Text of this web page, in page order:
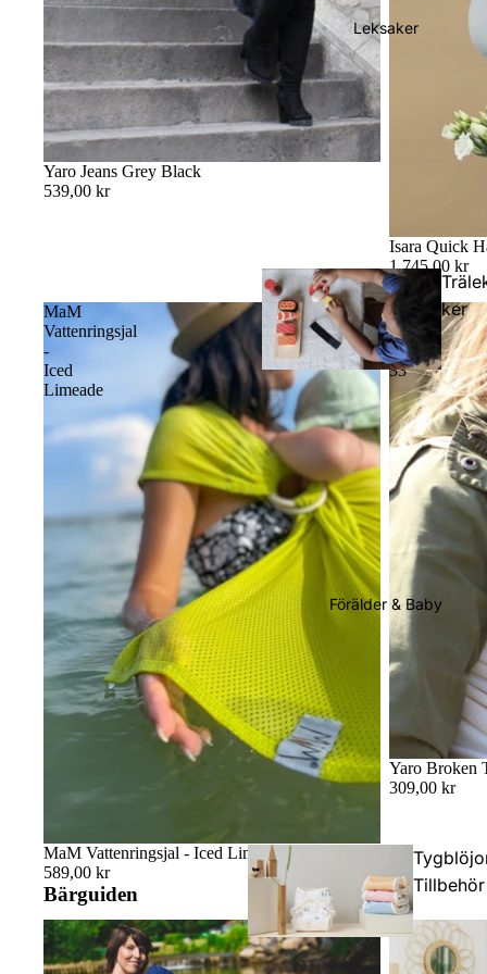
lar
Leksaker
ker
elar
Förälder & Baby
Tillbehör
Yaro Jeans Grey Black
539,00 kr
Isara Quick
1 745,00 kr
MaM
Vattenringsjal
-
Iced
Limeade
MaM Vattenringsjal - Iced Limeade
589,00 kr
Yaro
Broken
Twill
33
Yaro Broken
309,00 kr
Bärguiden
Badsjal: Räddningen för babysim, strandhäng
och duschstunder
Sitter
bekvämt